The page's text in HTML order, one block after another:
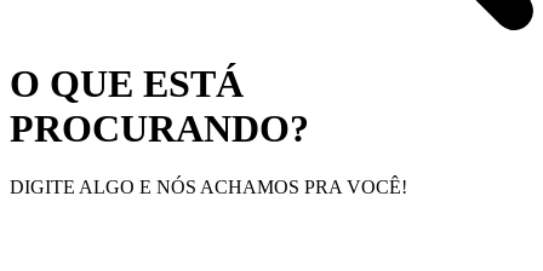
O QUE ESTÁ
PROCURANDO?
DIGITE ALGO E NÓS ACHAMOS PRA VOCÊ!